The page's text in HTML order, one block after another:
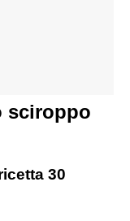
sciroppo
30